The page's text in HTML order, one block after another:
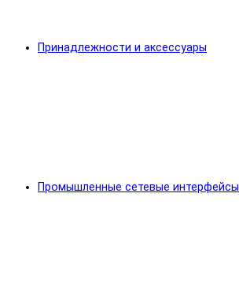
Принадлежности и аксессуары
Промышленные сетевые интерфейсы